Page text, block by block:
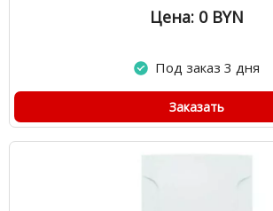
Цена: 0 BYN
Под заказ 3 дня
Заказать